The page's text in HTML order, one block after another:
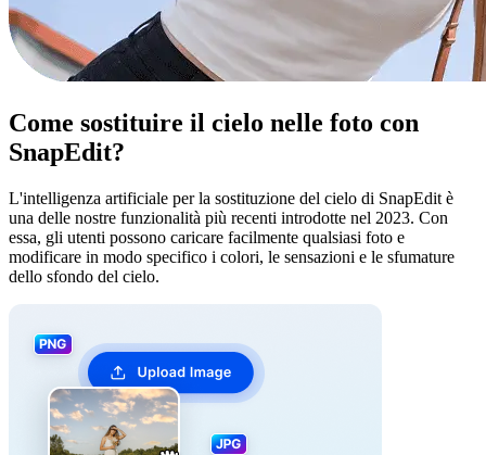
Come sostituire il cielo nelle foto con
SnapEdit?
L'intelligenza artificiale per la sostituzione del cielo di SnapEdit è
una delle nostre funzionalità più recenti introdotte nel 2023. Con
essa, gli utenti possono caricare facilmente qualsiasi foto e
modificare in modo specifico i colori, le sensazioni e le sfumature
dello sfondo del cielo.